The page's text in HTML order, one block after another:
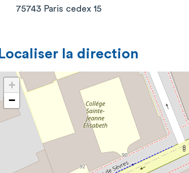
75743 Paris cedex 15
Localiser la direction
+
−